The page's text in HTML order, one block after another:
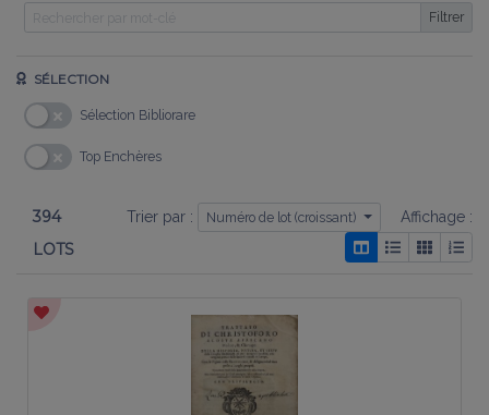
Filtrer
SÉLECTION
Sélection Bibliorare
Top Enchères
394
LOTS
Trier par : Numéro de lot (croissant) Affichage :